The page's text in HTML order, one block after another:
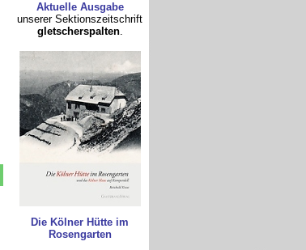
Aktuelle Ausgabe
unserer Sektionszeitschrift
gletscherspalten.
Die Kölner Hütte im
Rosengarten